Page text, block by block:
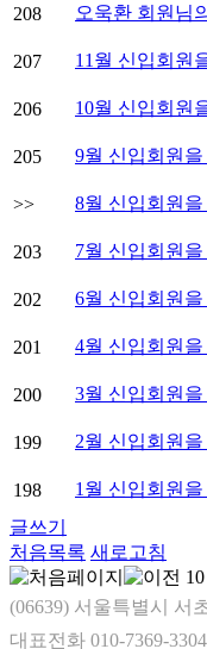
208
오욱환 회원님
207
11월 신입회원
206
10월 신입회원
205
9월 신입회원
>>
8월 신입회원
203
7월 신입회원
202
6월 신입회원
201
4월 신입회원
200
3월 신입회원
199
2월 신입회원
198
1월 신입회원
글쓰기
처음목록 새로고침
(06639) 서울특별시 서
대표전화 010-7369-